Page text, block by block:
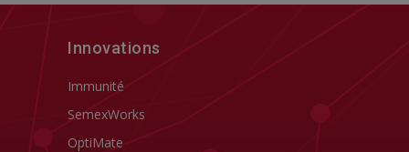
Innovations
Immunité
SemexWorks
OptiMate